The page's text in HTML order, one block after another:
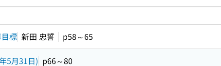
標 新田 忠誓 p58～65
5月31日) p66～80